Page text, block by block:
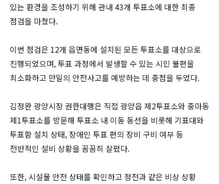
있는 환경을 조성하기 위해 관내 43개 투표소에 대한 최종
점검을 마쳤다.
이번 점검은 12개 읍면동에 설치된 모든 투표소를 대상으로
진행되었으며, 투표 과정에서 발생할 수 있는 시민 불편을
최소화하고 만일의 안전사고를 예방하는 데 중점을 두었다.
김정완 광양시장 권한대행은 직접 광양읍 제2투표소와 중마동
제1투표소를 방문해 투표소 내 이동 동선을 비롯해 기표대와
투표함 설치 상태, 장애인 투표 편의 장비 구비 여부 등
전반적인 설비 상황을 꼼꼼히 살폈다.
또한, 시설물 안전 상태를 확인하고 정전과 같은 비상 상황